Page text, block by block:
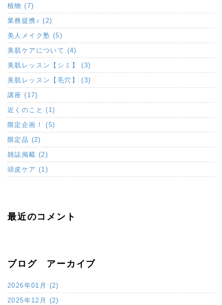
植物 (7)
業務提携♪ (2)
美人メイク塾 (5)
美肌ケアについて (4)
美肌レッスン【シミ】 (3)
美肌レッスン【毛穴】 (3)
講座 (17)
近くのこと (1)
限定企画！ (5)
限定品 (2)
雑誌掲載 (2)
頭皮ケア (1)
最近のコメント
ブログ アーカイブ
2026年01月 (2)
2025年12月 (2)